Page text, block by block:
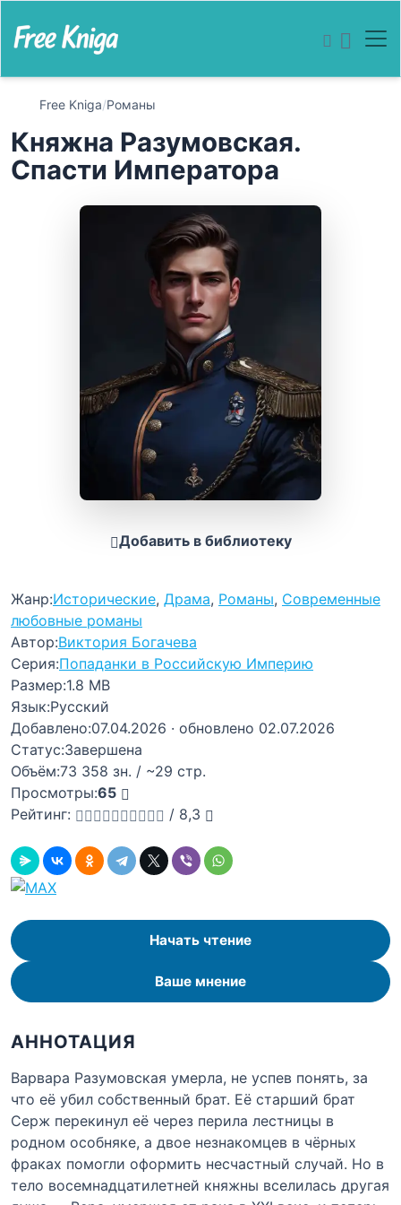
Free Kniga/Романы
Княжна Разумовская.
Спасти Императора
Добавить в библиотеку
Жанр:Исторические, Драма, Романы, Современные
любовные романы
Автор:Виктория Богачева
Серия:Попаданки в Российскую Империю
Размер:1.8 MB
Язык:Русский
Добавлено:07.04.2026 · обновлено 02.07.2026
Статус:Завершена
Объём:73 358 зн. / ~29 стр.
Просмотры:65
Рейтинг:
/ 8,3
Начать чтение
Ваше мнение
АННОТАЦИЯ
Варвара Разумовская умерла, не успев понять, за
что её убил собственный брат. Её старший брат
Серж перекинул её через перила лестницы в
родном особняке, а двое незнакомцев в чёрных
фраках помогли оформить несчастный случай. Но в
тело восемнадцатилетней княжны вселилась другая